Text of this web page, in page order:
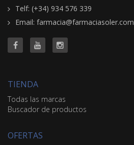
Telf: (+34) 934 576 339
Email: farmacia@farmaciasoler.com
TIENDA
Todas las marcas
Buscador de productos
OFERTAS